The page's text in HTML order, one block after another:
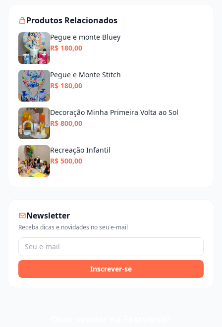
Produtos Relacionados
Pegue e monte Bluey
R$ 180,00
Pegue e Monte Stitch
R$ 180,00
Decoração Minha Primeira Volta ao Sol
R$ 800,00
Recreação Infantil
R$ 500,00
Newsletter
Receba dicas e novidades no seu e-mail
Inscrever-se